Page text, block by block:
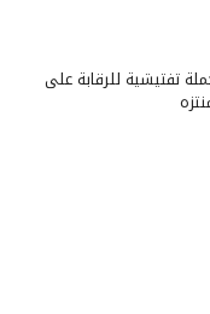
تفتيشية للرقابة على